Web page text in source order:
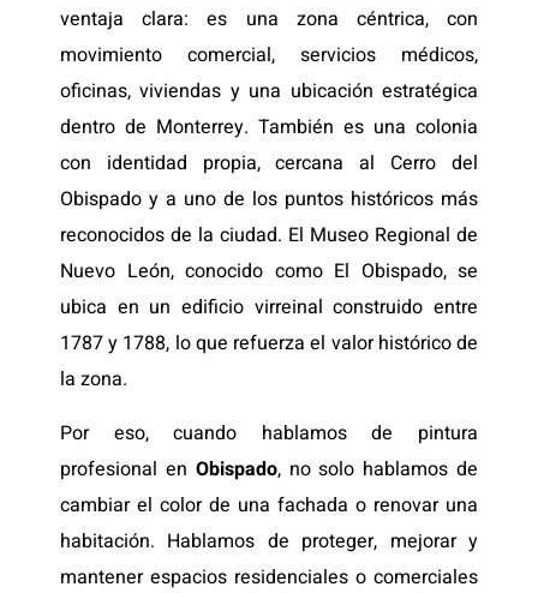
ventaja clara: es una zona céntrica, con
movimiento comercial, servicios médicos,
oficinas, viviendas y una ubicación estratégica
dentro de Monterrey. También es una colonia
con identidad propia, cercana al Cerro del
Obispado y a uno de los puntos históricos más
reconocidos de la ciudad. El Museo Regional de
Nuevo León, conocido como El Obispado, se
ubica en un edificio virreinal construido entre
1787 y 1788, lo que refuerza el valor histórico de
la zona.
Por eso, cuando hablamos de pintura
profesional en Obispado, no solo hablamos de
cambiar el color de una fachada o renovar una
habitación. Hablamos de proteger, mejorar y
mantener espacios residenciales o comerciales